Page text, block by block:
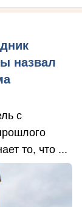
назвал
с
то, что ...